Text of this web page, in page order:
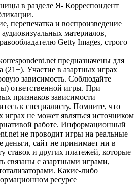
в разделе Я- Корреспондент
перепечатка и воспроизведение
материалов,
Getty Images, строго
предназначены для
(21+). Участие в азартных играх
зависимость. Соблюдайте
ответственной игры. При
признаков зависимости
к специалисту. Помните, что
играх не может являться источником
работе. Информационный
не проводит игры на реальные
деньги, сайт не принимает ни в
ставок и других платежей, которые
связаны с азартными играми,
Какие-либо
ресурсе